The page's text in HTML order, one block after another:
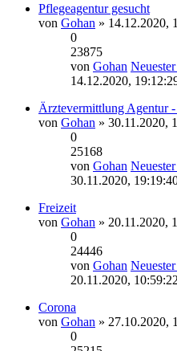
Pflegeagentur gesucht
von Gohan » 14.12.2020,
0
23875
von Gohan
14.12.2020,
Ärztevermittlung Agentur
von Gohan » 30.11.2020,
0
25168
von Gohan
30.11.2020,
Freizeit
von Gohan » 20.11.2020,
0
24446
von Gohan
20.11.2020, 10:59:22
Corona
von Gohan » 27.10.2020,
0